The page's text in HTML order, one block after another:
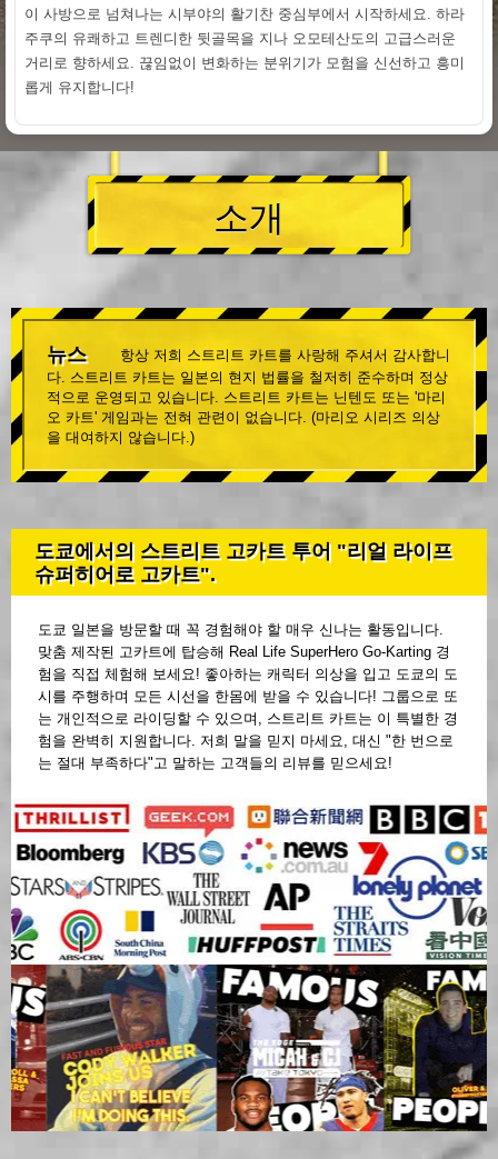
이 사방으로 넘쳐나는 시부야의 활기찬 중심부에서 시작하세요. 하라
주쿠의 유쾌하고 트렌디한 뒷골목을 지나 오모테산도의 고급스러운
거리로 향하세요. 끊임없이 변화하는 분위기가 모험을 신선하고 흥미
롭게 유지합니다!
소개
뉴스
항상 저희 스트리트 카트를 사랑해 주셔서 감사합니
다. 스트리트 카트는 일본의 현지 법률을 철저히 준수하며 정상
적으로 운영되고 있습니다. 스트리트 카트는 닌텐도 또는 '마리
오 카트' 게임과는 전혀 관련이 없습니다. (마리오 시리즈 의상
을 대여하지 않습니다.)
도쿄에서의 스트리트 고카트 투어 "리얼 라이프
슈퍼히어로 고카트".
도쿄 일본을 방문할 때 꼭 경험해야 할 매우 신나는 활동입니다.
맞춤 제작된 고카트에 탑승해 Real Life SuperHero Go-Karting 경
험을 직접 체험해 보세요! 좋아하는 캐릭터 의상을 입고 도쿄의 도
시를 주행하며 모든 시선을 한몸에 받을 수 있습니다! 그룹으로 또
는 개인적으로 라이딩할 수 있으며, 스트리트 카트는 이 특별한 경
험을 완벽히 지원합니다. 저희 말을 믿지 마세요, 대신 "한 번으로
는 절대 부족하다"고 말하는 고객들의 리뷰를 믿으세요!